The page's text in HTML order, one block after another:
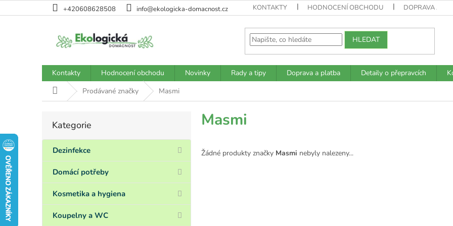
na
+420608628508 info@ekologicka-domacnost.cz KONTAKTY HODNOCENÍ OBCHODU DOPRAVA A
HLEDAT
Kontakty Hodnocení obchodu Novinky Rady a tipy Doprava a platba Detaily o přepravcích
Domů Prodávané značky Masmi
s
r
n
í
Přeskočit
Kategorie
Dezinfekce
Domácí potřeby
Kosmetika a hygiena
Koupelny a WC
Masmi
Žádné produkty značky Masmi nebyly nalezeny...